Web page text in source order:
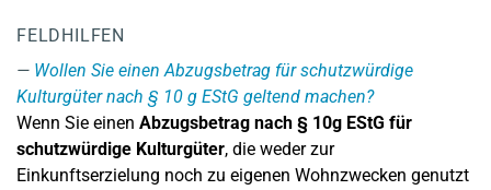
FELDHILFEN
Wollen Sie einen Abzugsbetrag für schutzwürdige
Kulturgüter nach § 10 g EStG geltend machen?
Wenn Sie einen Abzugsbetrag nach § 10g EStG für
schutzwürdige Kulturgüter, die weder zur
Einkunftserzielung noch zu eigenen Wohnzwecken genutzt